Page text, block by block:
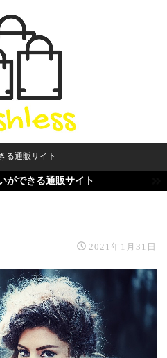
る通販サイト
ができる通販サイト
2021年1月31日